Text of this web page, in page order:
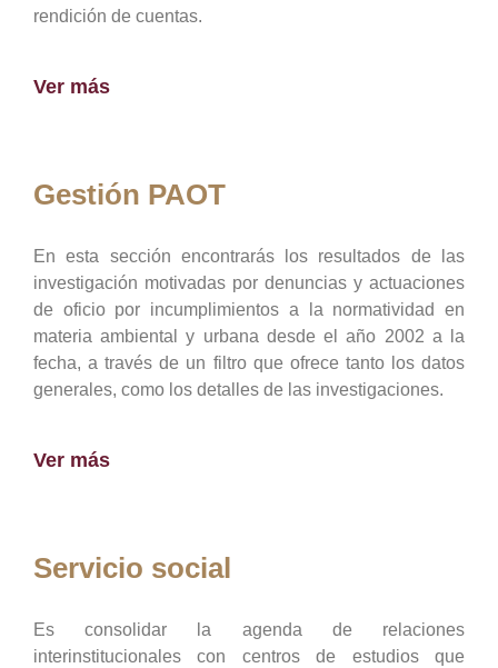
rendición de cuentas.
Ver más
Gestión PAOT
En esta sección encontrarás los resultados de las
investigación motivadas por denuncias y actuaciones
de oficio por incumplimientos a la normatividad en
materia ambiental y urbana desde el año 2002 a la
fecha, a través de un filtro que ofrece tanto los datos
generales, como los detalles de las investigaciones.
Ver más
Servicio social
Es consolidar la agenda de relaciones
interinstitucionales con centros de estudios que